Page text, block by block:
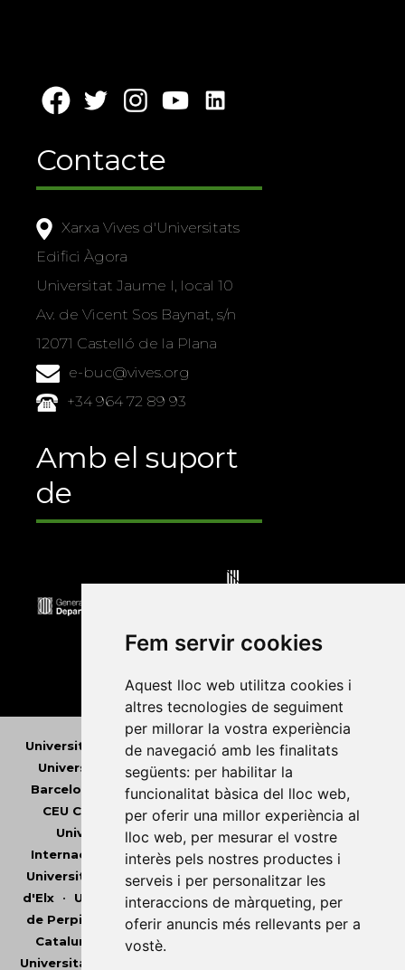
Fem servir cookies
Aquest lloc web utilitza cookies i
altres tecnologies de seguiment
per millorar la vostra experiència
de navegació amb les finalitats
següents: per habilitar la
funcionalitat bàsica del lloc web,
per oferir una millor experiència al
lloc web, per mesurar el vostre
interès pels nostres productes i
serveis i per personalitzar les
interaccions de màrqueting, per
oferir anuncis més rellevants per a
vostè.
Contacte
Xarxa Vives d'Universitats
Edifici Àgora
Universitat Jaume I, local 10
Av. de Vicent Sos Baynat, s/n
12071 Castelló de la Plana
e-buc@vives.org
+34 964 72 89 93
Amb el suport
de
Universitat Abat Oliba CEU•Universitat d'Alacant
Universitat d'Andorra•Universitat Autònoma de
Barcelona
Universitat de Barcelona•Universitat
CEU Cardenal Herrera•Universitat de Girona •
Universitat de les Illes Balears• Universitat
Internacional de Catalunya•Universitat Jaume I
Universitat de Lleida• Universitat Miguel Hernández
d'Elx• Universitat Oberta de Catalunya•Universitat
de Perpinyà Via Domitia•Universitat Politècnica de
Catalunya
Universitat Politècnica de València
Universitat Pompeu Fabra